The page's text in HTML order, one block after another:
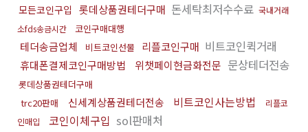
모든코인구입
롯데상품권테더구매 돈세탁최저수수료 국내거래
소fds송금시간
코인구매대행
테더송금업체 비트코인선물 리플코인구매 비트코인퀵거래
휴대폰결제코인구매방법 위챗페이현금화전문 문상테더전송
롯데상품권테더구매
trc20판매
신세계상품권테더전송 비트코인사는방법
리플코
인매입
코인이체구입 sol판매처